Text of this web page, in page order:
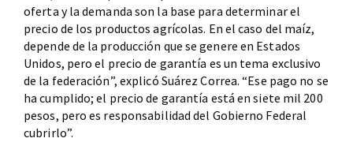
oferta y la demanda son la base para determinar el
precio de los productos agrícolas. En el caso del maíz,
depende de la producción que se genere en Estados
Unidos, pero el precio de garantía es un tema exclusivo
de la federación”, explicó Suárez Correa. “Ese pago no se
ha cumplido; el precio de garantía está en siete mil 200
pesos, pero es responsabilidad del Gobierno Federal
cubrirlo”.